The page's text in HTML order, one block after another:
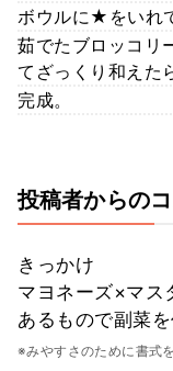
ボウルに★をいれ
茹でたブロッコリ
てざっくり和えた
完成。
投稿者からの
きっかけ
マヨネーズ×マス
あるもので副菜を
※みやすさのために書式